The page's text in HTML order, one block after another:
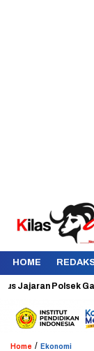
HOME
Polsek Garut
Home / Ekonomi